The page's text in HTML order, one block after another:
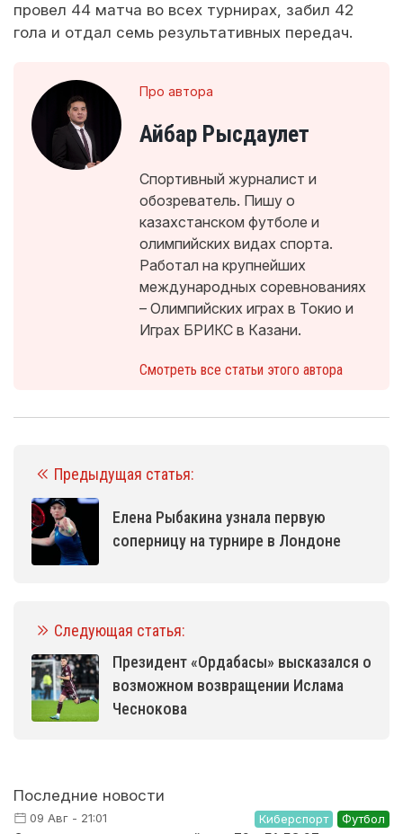
провел 44 матча во всех турнирах, забил 42
гола и отдал семь результативных передач.
Про автора
Айбар Рысдаулет
Спортивный журналист и
обозреватель. Пишу о
казахстанском футболе и
олимпийских видах спорта.
Работал на крупнейших
международных соревнованиях
– Олимпийских играх в Токио и
Играх БРИКС в Казани.
Смотреть все статьи этого автора
Предыдущая статья:
Елена Рыбакина узнала первую
соперницу на турнире в Лондоне
Следующая статья:
Президент «Ордабасы» высказался о
возможном возвращении Ислама
Чеснокова
Последние новости
09 Авг - 21:01 Киберспорт Футбол